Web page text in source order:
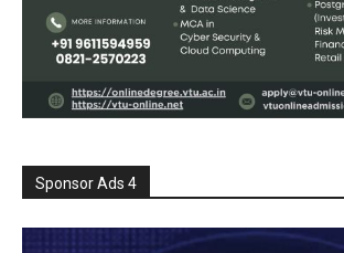
Sponsor Ads 4